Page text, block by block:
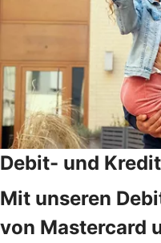
Debit- und
Mit unseren
von Mastercard